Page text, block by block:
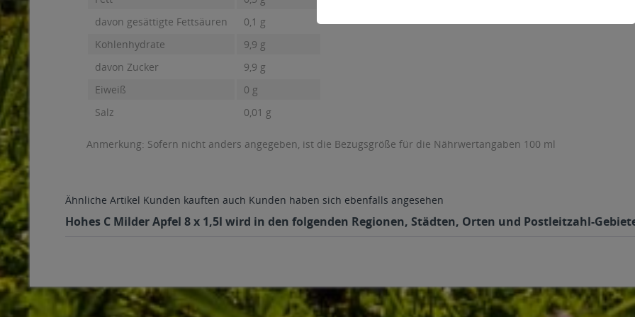
davon gesättigte Fettsäuren
0,1 g
Kohlenhydrate
9,9 g
davon Zucker
9,9 g
Eiweiß
0 g
Salz
0,01 g
Anmerkung: Sofern nicht anders angegeben, ist die Bezugsgröße für die Nährwertangaben 100 ml
Ähnliche Artikel Kunden kauften auch Kunden haben sich ebenfalls angesehen
Hohes C Milder Apfel 8 x 1,5l wird in den folgenden Regionen, Städten, Orten und Postleitzahl-